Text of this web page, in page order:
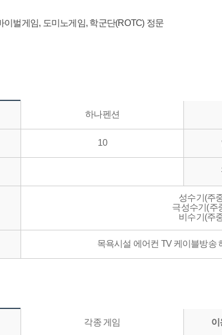
이벌게임, 도미노게임, 학군단(ROTC) 정문
하나펜션
10
성수기(주
극성수기(주
비수기(주
목욕시설 에어컨 TV 케이블방송
각종 게임 이